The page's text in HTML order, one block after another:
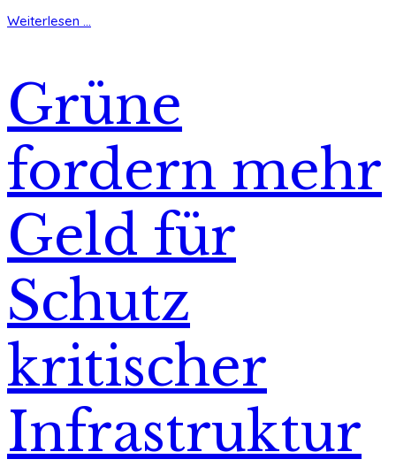
Weiterlesen ...
Grüne
fordern mehr
Geld für
Schutz
kritischer
Infrastruktur